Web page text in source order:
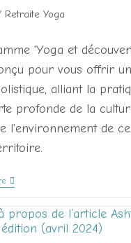
Retraite Yoga
'Yoga et
pour vous offrir
alliant la
profonde de la
l'environnement de ce